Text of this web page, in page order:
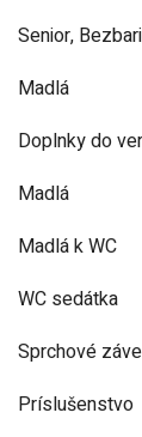
Senior,
Madlá
Doplnky do
Madlá
Madlá k WC
WC sedátka
Sprchové
Príslušenstvo